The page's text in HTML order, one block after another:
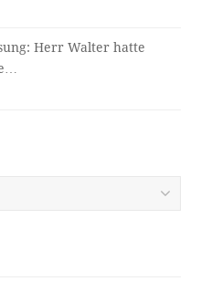
Herr Walter hatte